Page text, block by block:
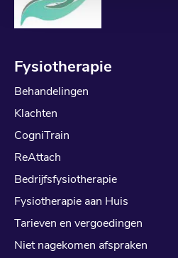
Fysiotherapie
Behandelingen
Klachten
CogniTrain
ReAttach
Bedrijfsfysiotherapie
Fysiotherapie aan Huis
Tarieven en vergoedingen
Niet nagekomen afspraken